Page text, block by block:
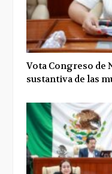
Vota Congreso de
sustantiva de las